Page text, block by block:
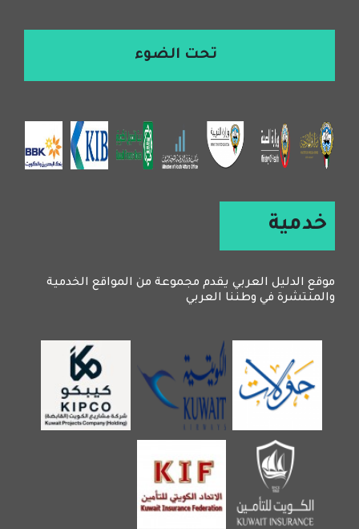
تحت الضوء
خدمية
موقع الدليل العربي يقدم مجموعة من المواقع الخدمية
والمنتشرة في وطننا العربي